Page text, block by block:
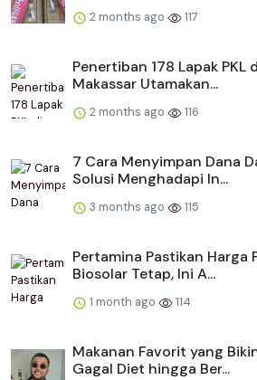
2 months ago 117
Penertiban 178 Lapak PKL
Makassar Utamakan...
2 months ago 116
​​7 Cara Menyimpan Dana
Solusi Menghadapi In...
3 months ago 115
Pertamina Pastikan Harga
Biosolar Tetap, Ini A...
1 month ago 114
Makanan Favorit yang
Gagal Diet hingga Ber...